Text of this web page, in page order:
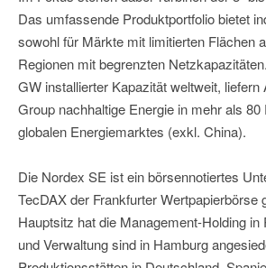
Das umfassende Produktportfolio bietet
sowohl für Märkte mit limitierten Flächen
Regionen mit begrenzten
GW installierter Kapazität weltweit, liefern
Group nachhaltige Energie in mehr als 80
globalen Energiemarktes (exkl. China).
Die Nordex SE ist ein börsennotiertes
TecDAX der Frankfurter Wertpapierbörse
Hauptsitz hat die Management-Holding
und Verwaltung sind in Hamburg